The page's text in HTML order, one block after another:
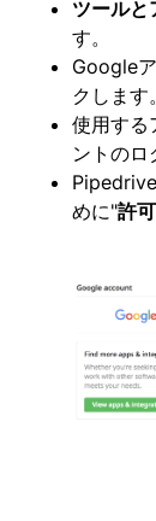
ツールと
す。
Google
クします。
使用する
ントのロ
めに"許可